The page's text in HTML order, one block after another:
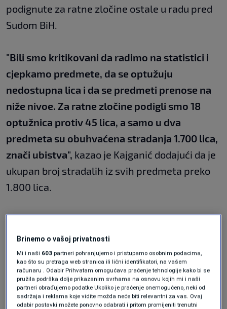
podignute za ratne zločine ostale u radu pred
Sudom BiH.
"Bili smo kritikovani da radimo na statistici i
cjepkamo predmete, da se optužuju
nedostupna lica i da se predmeti prenose na
niže nivoe. Za ratne zločine podigli smo 18
optužnica protiv 45 lica, a samo u dva
predmeta su obuhvaćena stradanja 1.700 lica,
znači ubistva", kazao je Kajganić dodajući da je
ukupan broj stradalih iz svih predmeta preko
1.800 lica.
On je rekao da su poteškoće u Odjelu za ratne
zločine vidljive kroz broj neriješenih predmeta
koji iznosi 192, od čega su lica u 90 predmeta
nedostupna organima BiH, javlja Detektor.
"U 2024. ustupljeno je ukupno 15 predmeta
Brinemo o vašoj privatnosti
Mi i naši 603 partneri pohranjujemo i pristupamo osobnim podacima,
kao što su pretraga web stranica ili lični identifikatori, na vašem
računaru . Odabir Prihvatam omogućava praćenje tehnologije kako bi se
pružila podrška dolje prikazanim svrhama na osnovu kojih mi i naši
partneri obrađujemo podatke Ukoliko je praćenje onemogućeno, neki od
sadržaja i reklama koje vidite možda neće biti relevantni za vas. Ovaj
odabir postavki možete ponovno odabrati i pritom promijeniti trenutni